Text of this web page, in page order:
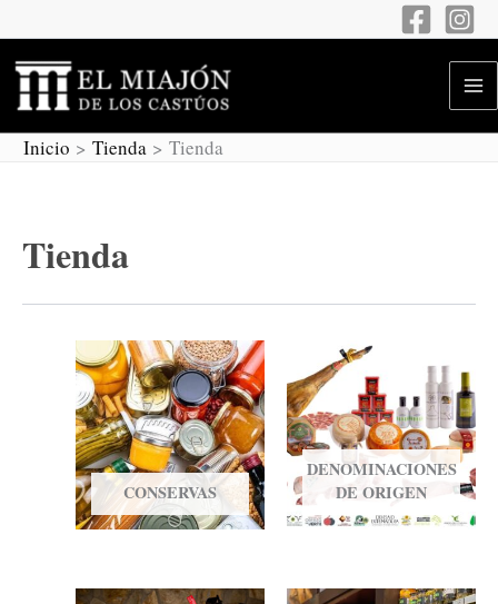
al
contenido
Inicio Tienda Tienda
Tienda
CONSERVAS
DENOMINACIONES
DE ORIGEN